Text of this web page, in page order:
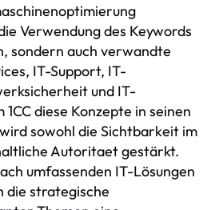
Verwendung des Keywords
sondern auch verwandte
IT-Support, IT-
und IT-
diese Konzepte in seinen
sowohl die Sichtbarkeit im
Autoritaet gestärkt.
umfassenden IT-Lösungen
die strategische